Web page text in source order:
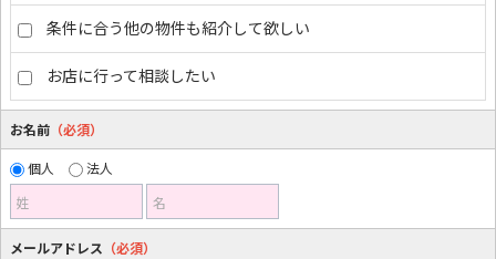
条件に合う他の物件も紹介して欲しい
お店に行って相談したい
お名前 （必須）
個人
法人
姓
名
メールアドレス （必須）